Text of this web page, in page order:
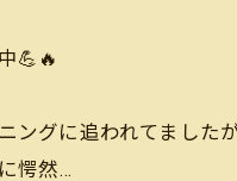
💪🔥
ングに追われてました
愕然…